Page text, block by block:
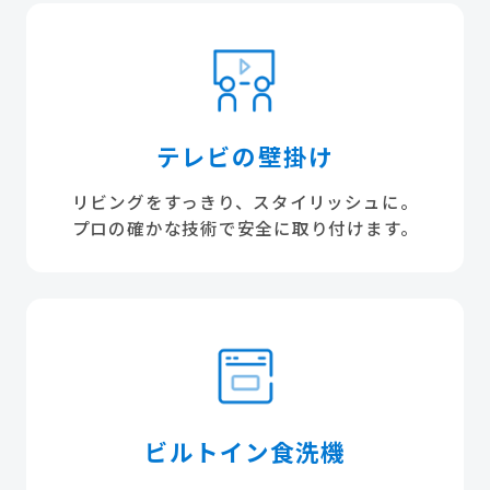
テレビの壁掛け
リビングをすっきり、スタイリッシュに。
プロの確かな技術で安全に取り付けます。
ビルトイン食洗機